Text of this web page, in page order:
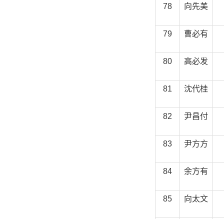
78 向先美
79 曹必有
80 高必发
81 沈代桂
82 尹昌付
83 尹方方
84 余方有
85 向太文